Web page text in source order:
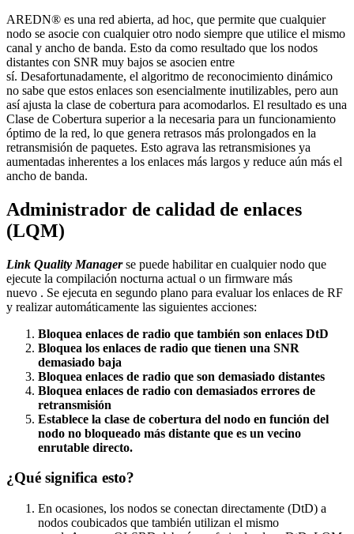
AREDN® es una red abierta, ad hoc, que permite que cualquier
nodo se asocie con cualquier otro nodo siempre que utilice el mismo
canal y ancho de banda. Esto da como resultado que los nodos
distantes con SNR muy bajos se asocien entre
sí. Desafortunadamente, el algoritmo de reconocimiento dinámico
no sabe que estos enlaces son esencialmente inutilizables, pero aun
así ajusta la clase de cobertura para acomodarlos. El resultado es una
Clase de Cobertura superior a la necesaria para un funcionamiento
óptimo de la red, lo que genera retrasos más prolongados en la
retransmisión de paquetes. Esto agrava las retransmisiones ya
aumentadas inherentes a los enlaces más largos y reduce aún más el
ancho de banda.
Administrador de calidad de enlaces
(LQM)
Link Quality Managerse puede habilitar en cualquier nodo que
ejecute la compilación nocturna actual o un firmware más
nuevo . Se ejecuta en segundo plano para evaluar los enlaces de RF
y realizar automáticamente las siguientes acciones:
Bloquea enlaces de radio que también son enlaces DtD
Bloquea los enlaces de radio que tienen una SNR
demasiado baja
Bloquea enlaces de radio que son demasiado distantes
Bloquea enlaces de radio con demasiados errores de
retransmisión
Establece la clase de cobertura del nodo en función del
nodo no bloqueado más distante que es un vecino
enrutable directo.
¿Qué significa esto?
En ocasiones, los nodos se conectan directamente (DtD) a
nodos coubicados que también utilizan el mismo